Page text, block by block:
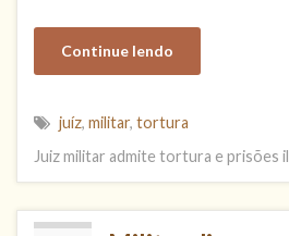
Continue lendo
juíz, militar, tortura
Juiz militar admite tortura e prisões